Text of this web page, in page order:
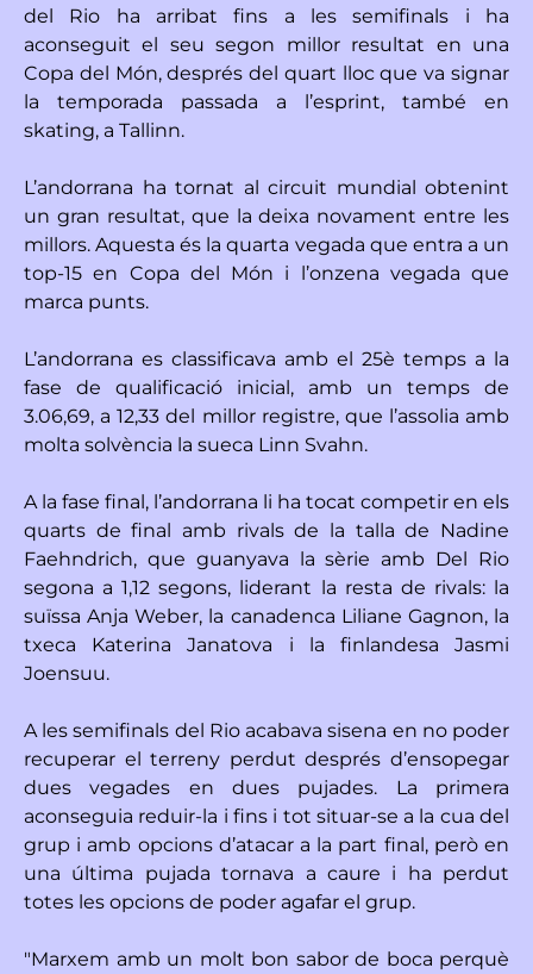
del Rio ha arribat fins a les semifinals i ha
aconseguit el seu segon millor resultat en una
Copa del Món, després del quart lloc que va signar
la temporada passada a l’esprint, també en
skating, a Tallinn.
L’andorrana ha tornat al circuit mundial obtenint
un gran resultat, que la deixa novament entre les
millors. Aquesta és la quarta vegada que entra a un
top-15 en Copa del Món i l’onzena vegada que
marca punts.
L’andorrana es classificava amb el 25è temps a la
fase de qualificació inicial, amb un temps de
3.06,69, a 12,33 del millor registre, que l’assolia amb
molta solvència la sueca Linn Svahn.
A la fase final, l’andorrana li ha tocat competir en els
quarts de final amb rivals de la talla de Nadine
Faehndrich, que guanyava la sèrie amb Del Rio
segona a 1,12 segons, liderant la resta de rivals: la
suïssa Anja Weber, la canadenca Liliane Gagnon, la
txeca Katerina Janatova i la finlandesa Jasmi
Joensuu.
A les semifinals del Rio acabava sisena en no poder
recuperar el terreny perdut després d’ensopegar
dues vegades en dues pujades. La primera
aconseguia reduir-la i fins i tot situar-se a la cua del
grup i amb opcions d’atacar a la part final, però en
una última pujada tornava a caure i ha perdut
totes les opcions de poder agafar el grup.
"Marxem amb un molt bon sabor de boca perquè